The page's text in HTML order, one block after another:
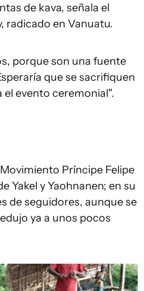
de kava, señala el
radicado en Vanuatu.
porque son una fuente
que se sacrifiquen
evento ceremonial".
Príncipe Felipe
Yakel y Yaohnanen; en su
de seguidores, aunque se
ya a unos pocos